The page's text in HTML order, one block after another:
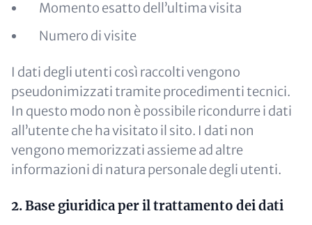
Momento esatto dell’ultima visita
Numero di visite
I dati degli utenti così raccolti vengono
pseudonimizzati tramite procedimenti tecnici.
In questo modo non è possibile ricondurre i dati
all’utente che ha visitato il sito. I dati non
vengono memorizzati assieme ad altre
informazioni di natura personale degli utenti.
2. Base giuridica per il trattamento dei dati